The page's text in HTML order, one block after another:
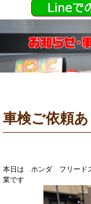
車検ご依頼
本日は ホンダ フリード
業です